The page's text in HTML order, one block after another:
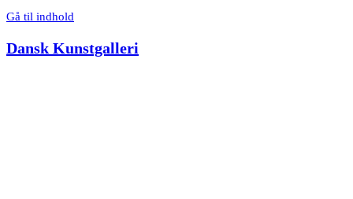
Gå til indhold
Dansk Kunstgalleri